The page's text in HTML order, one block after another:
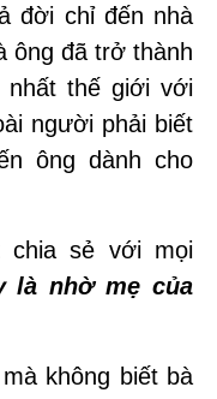
đời chỉ đến nhà
ông đã trở thành
nhất thế giới với
người phải biết
ông dành cho
chia sẻ với mọi
là nhờ mẹ của
không biết bà